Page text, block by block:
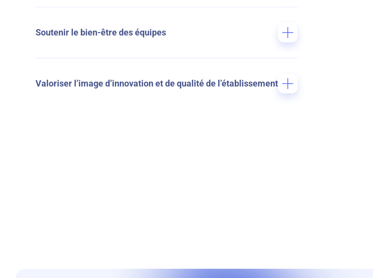
entre les personnes accompagnées, leurs proches et l’institution
Soutenir le bien-être des équipes
grâce à des pauses culturelles ressourçantes
Valoriser l’image d’innovation et de qualité de l’établissement